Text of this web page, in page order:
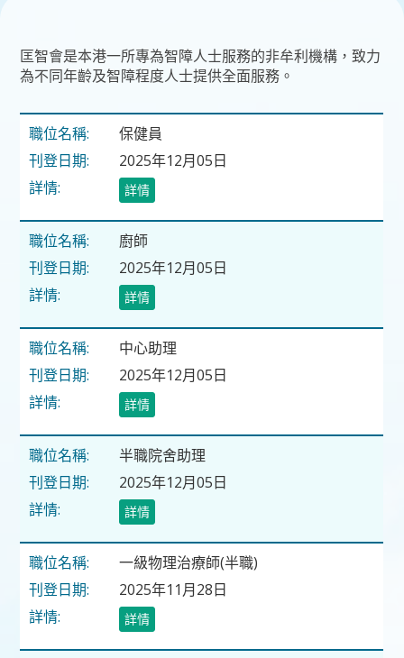
匡智會是本港一所專為智障人士服務的非牟利機構，致力
為不同年齡及智障程度人士提供全面服務。
保健員
2025年12月05日
詳情
廚師
2025年12月05日
詳情
中心助理
2025年12月05日
詳情
半職院舍助理
2025年12月05日
詳情
一級物理治療師(半職)
2025年11月28日
詳情